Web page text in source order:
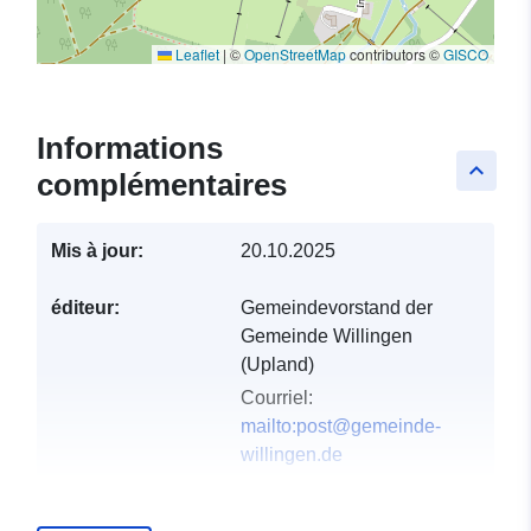
Leaflet | ©OpenStreetMapcontributors ©GISCO
keyboard_arrow_up
Informations
complémentaires
Mis à jour: 20.10.2025
éditeur:
Gemeindevorstand der
Gemeinde Willingen
(Upland)
Courriel:
mailto:post@gemeinde-
willingen.de